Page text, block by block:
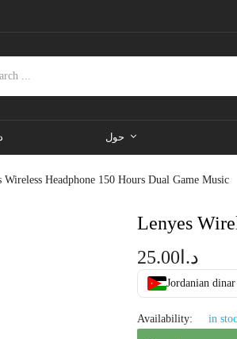
حول
Wireless Headphone 150 Hours Dual Game Music
Lenyes
د.ا 25.00
Availability: in